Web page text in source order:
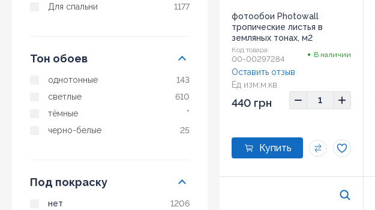
Для спальни
1177
Тон обоев
однотонные
143
светлые
610
тёмные
*
черно-белые
25
Под покраску
нет 1206
фотообои Photowall
тропические листья в
земляных тонах, м2
Код товара:
00-00297284 В наличии
Ед изм:м.кв.
Оставить отзыв
440 грн